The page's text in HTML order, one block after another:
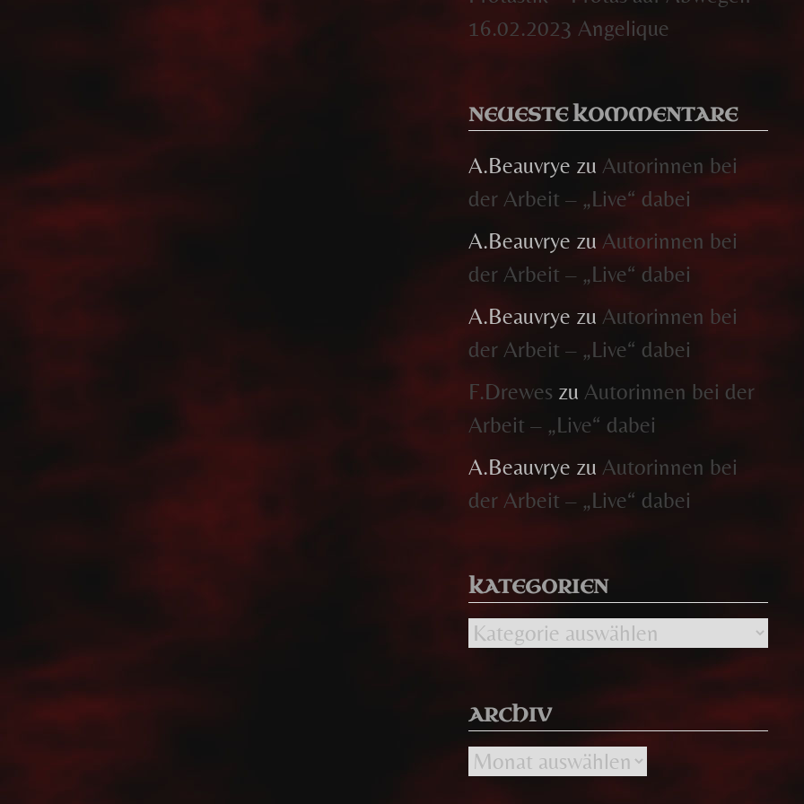
16.02.2023 Angelique
NEUESTE KOMMENTARE
A.Beauvrye zu Autorinnen bei
der Arbeit – „Live“ dabei
A.Beauvrye zu Autorinnen bei
der Arbeit – „Live“ dabei
A.Beauvrye zu Autorinnen bei
der Arbeit – „Live“ dabei
F.Drewes zu Autorinnen bei der
Arbeit – „Live“ dabei
A.Beauvrye zu Autorinnen bei
der Arbeit – „Live“ dabei
KATEGORIEN
Kategorien
ARCHIV
Archiv